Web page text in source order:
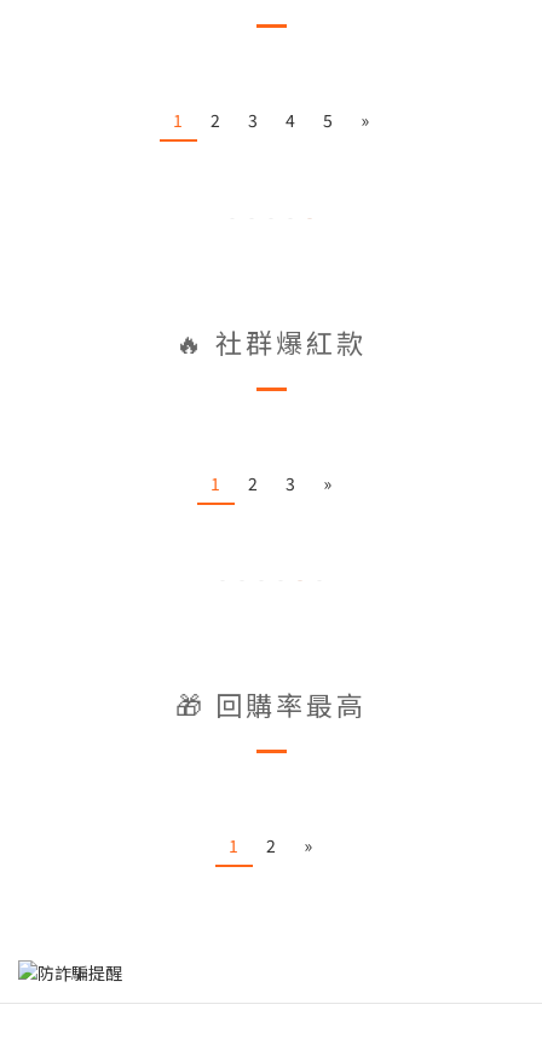
1 2 3 4 5 »
🔥 社群爆紅款
1 2 3 »
🎁 回購率最高
1 2 »